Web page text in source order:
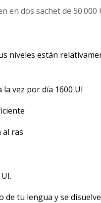
en dos sachet de
niveles están
la vez por día 1600 UI
al ras
tu lengua y se